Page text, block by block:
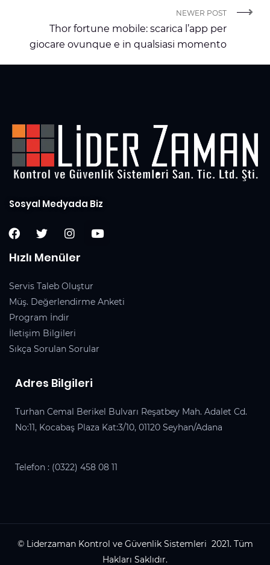
NEWER POST
Thor fortune mobile: scarica l’app per
giocare ovunque e in qualsiasi momento
Sosyal Medyada Biz
Hızlı Menüler
Servis Taleb Oluştur
Müş. Değerlendirme Anketi
Program İndir
İletişim Bilgileri
Sıkça Sorulan Sorular
Adres Bilgileri
Turhan Cemal Berikel Bulvarı Reşatbey Mah. Adalet Cd.
No:11, Kocabaş Plaza Kat:3/10, 01120 Seyhan/Adana
Telefon : (0322) 458 08 11
© Liderzaman Kontrol ve Güvenlik Sistemleri 2021. Tüm
Hakları Saklıdır.